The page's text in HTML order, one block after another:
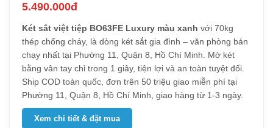
5.490.000đ
Két sắt việt tiệp BO63FE Luxury màu xanh với 70kg
thép chống cháy, là dòng két sắt gia đình – văn phòng bán
chạy nhất tại Phường 11, Quận 8, Hồ Chí Minh. Mở két
bằng vân tay chỉ trong 1 giây, tiện lợi và an toàn tuyệt đối.
Ship COD toàn quốc, đơn trên 50 triệu giao miễn phí tại
Phường 11, Quận 8, Hồ Chí Minh, giao hàng từ 1-3 ngày.
Xem chi tiết & đặt mua